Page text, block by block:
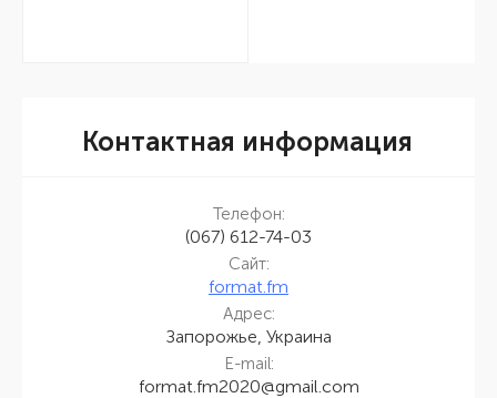
Контактная информация
Телефон:
(067) 612-74-03
Сайт:
format.fm
Адрес:
Запорожье, Украина
E-mail:
format.fm2020@gmail.com